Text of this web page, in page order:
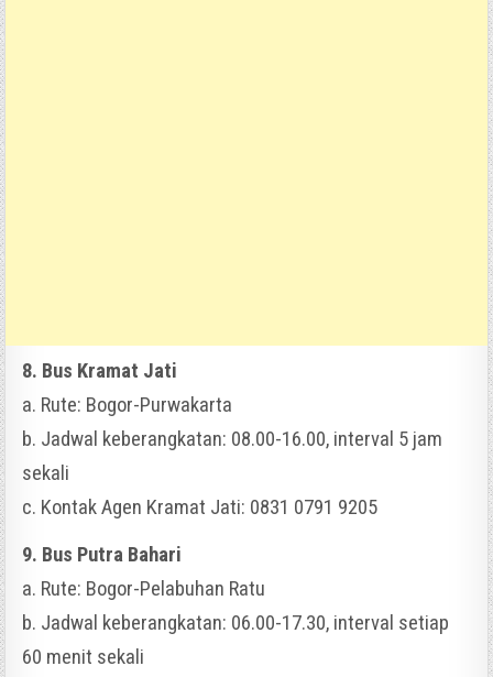
8. Bus Kramat Jati
a. Rute: Bogor-Purwakarta
b. Jadwal keberangkatan: 08.00-16.00, interval 5 jam
sekali
c. Kontak Agen Kramat Jati: 0831 0791 9205
9. Bus Putra Bahari
a. Rute: Bogor-Pelabuhan Ratu
b. Jadwal keberangkatan: 06.00-17.30, interval setiap
60 menit sekali